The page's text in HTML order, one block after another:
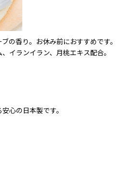
の香り。お休み前におすすめです。
イランイラン、月桃エキス配合。
心の日本製です。